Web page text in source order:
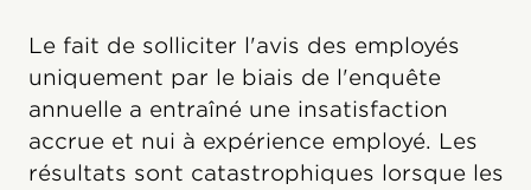
Le fait de solliciter l'avis des employés
uniquement par le biais de l'enquête
annuelle a entraîné une insatisfaction
accrue et nui à expérience employé. Les
résultats sont catastrophiques lorsque les